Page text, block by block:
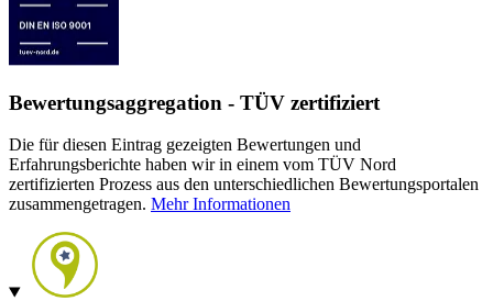
Bewertungsaggregation - TÜV zertifiziert
Die für diesen Eintrag gezeigten Bewertungen und
Erfahrungsberichte haben wir in einem vom TÜV Nord
zertifizierten Prozess aus den unterschiedlichen Bewertungsportalen
zusammengetragen. Mehr Informationen